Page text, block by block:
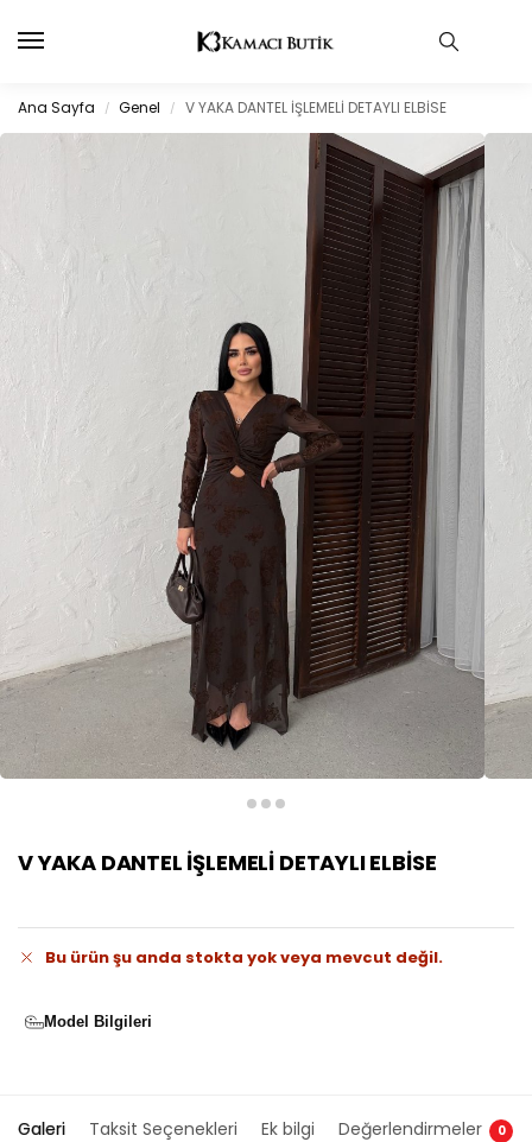
Ana Sayfa / Genel / V YAKA DANTEL İŞLEMELİ DETAYLI ELBİSE
V YAKA DANTEL İŞLEMELİ DETAYLI ELBİSE
Bu ürün şu anda stokta yok veya mevcut değil.
Model Bilgileri
Galeri Taksit Seçenekleri Ek bilgi Değerlendirmeler 0